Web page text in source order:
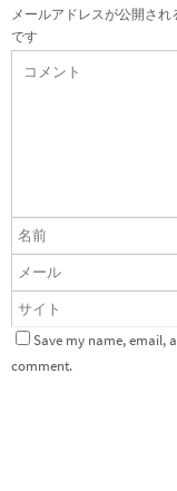
メールアドレスが公開され
です
Save my name, email,
comment.